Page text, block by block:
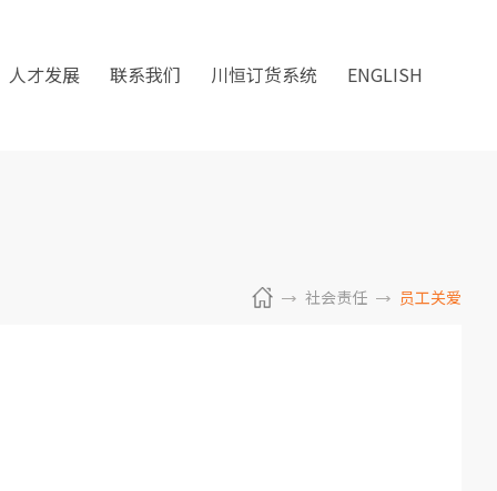
人才发展 联系我们 川恒订货系统 ENGLISH
社会责任 员工关爱